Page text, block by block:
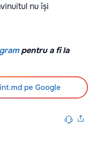
nu își
pentru a fi la
pe Google